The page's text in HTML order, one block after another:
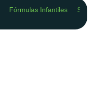
Fórmulas Infantiles